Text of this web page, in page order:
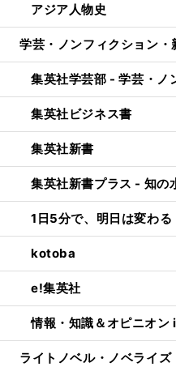
アジア人物史
学芸・ノンフィクション・
集英社学芸部 - 学芸・ノ
集英社ビジネス書
集英社新書
集英社新書プラス - 知の
1日5分で、明日は変わ
kotoba
e!集英社
情報・知識＆オピニオ
ライトノベル・ノベライズ